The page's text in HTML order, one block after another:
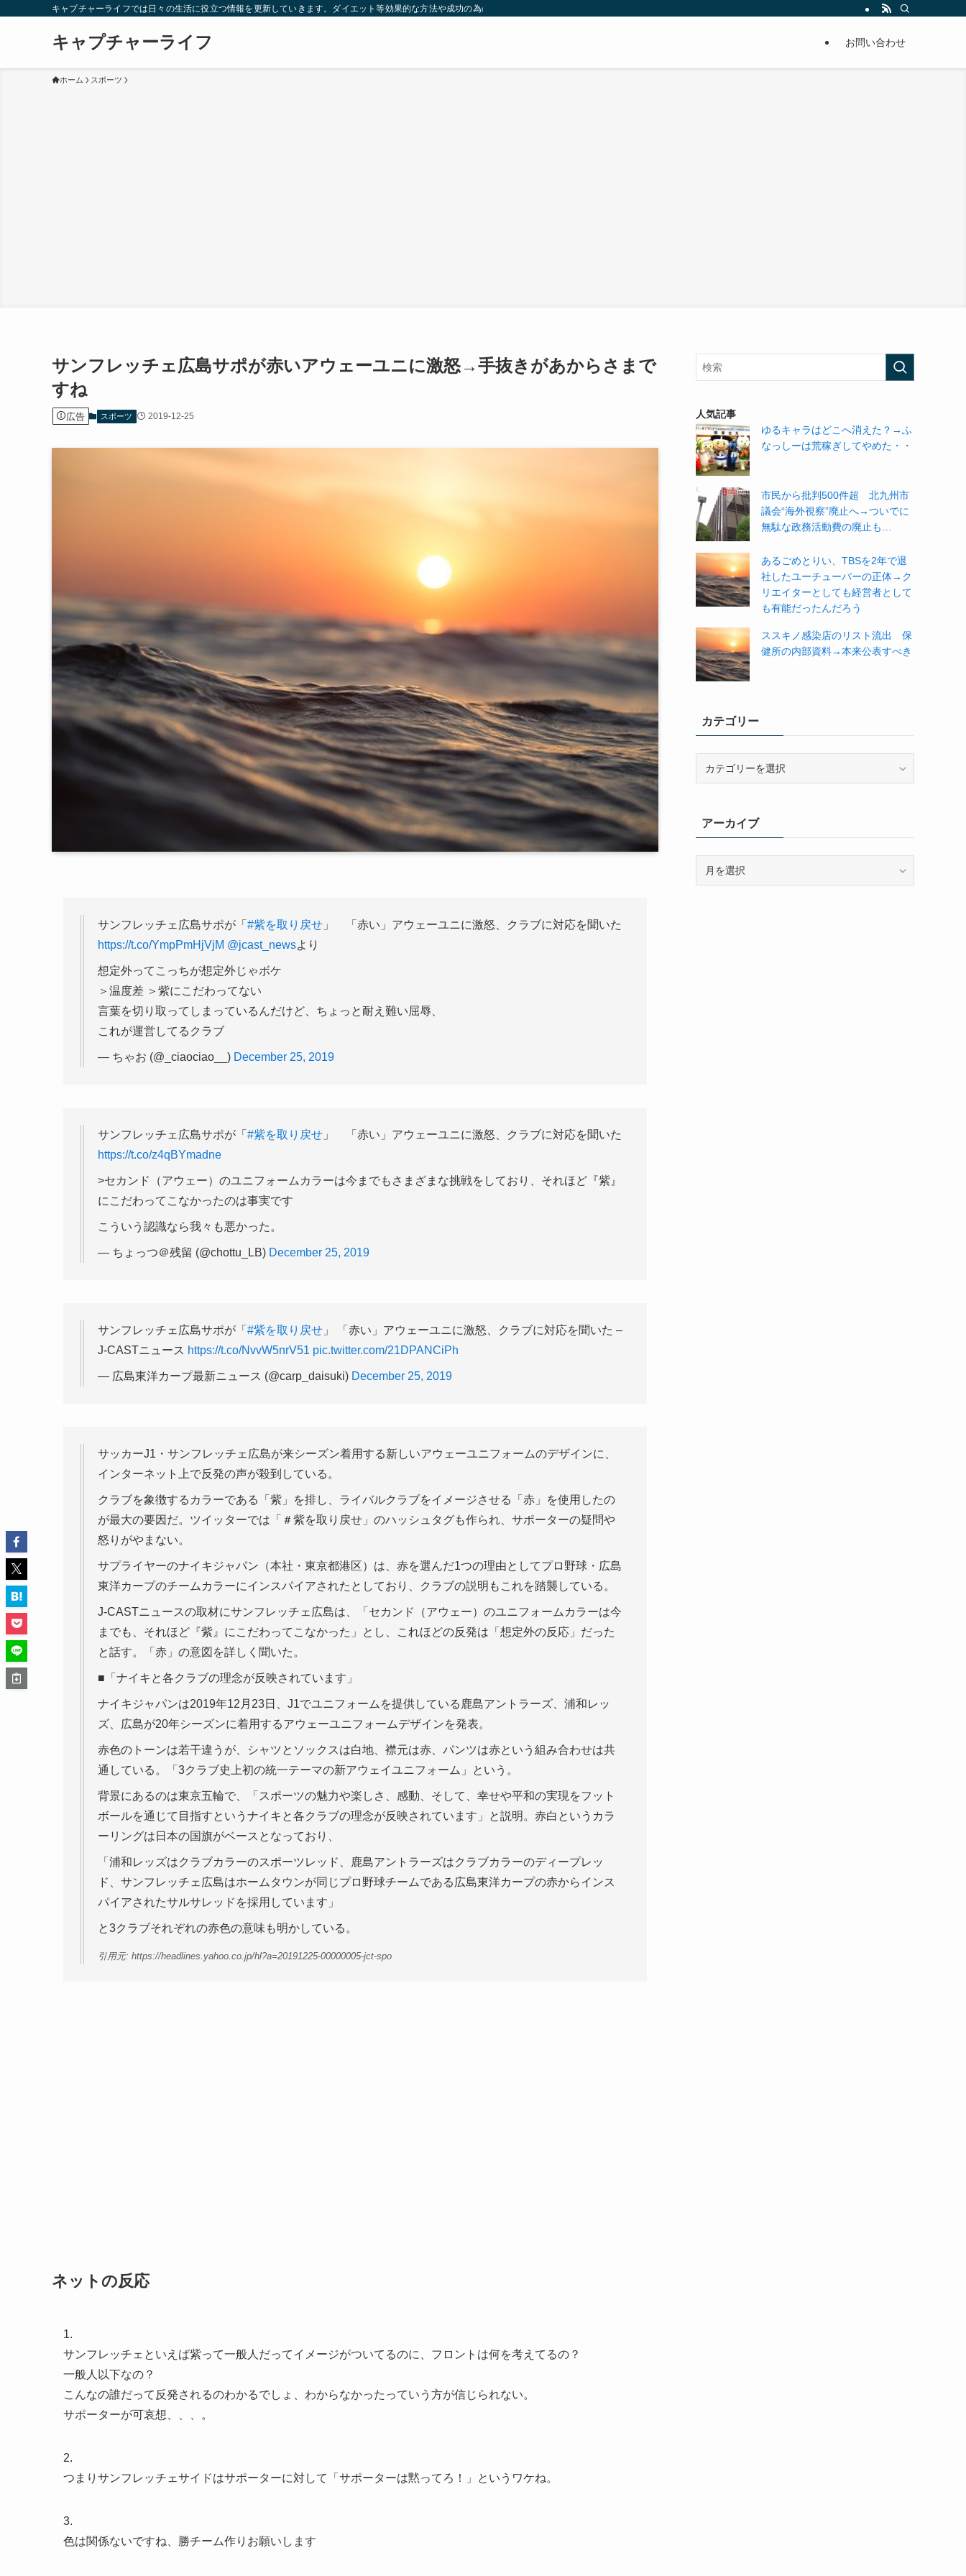
キャプチャーライフでは日々の生活に役立つ情報を更新していきます。ダイエット等効果的な方法や成功の為の秘訣等。太ったり悩んでいる方々が簡単に痩せることが出来るように分かりやすくまとめています。
キャプチャーライフ お問い合わせ
ホーム スポーツ
サンフレッチェ広島サポが赤いアウェーユニに激怒→手抜きがあからさまで
すね
広告 スポーツ 2019-12-25
サンフレッチェ広島サポが「 #紫を取り戻せ 」 「赤い」アウェーユニに激怒、クラブに対応を聞いた
https://t.co/YmpPmHjVjM @jcast_newsより
想定外ってこっちが想定外じゃボケ
＞温度差 ＞紫にこだわってない
言葉を切り取ってしまっているんだけど、ちょっと耐え難い屈辱、
これが運営してるクラブ
— ちゃお (@_ciaociao__) December 25, 2019
サンフレッチェ広島サポが「 #紫を取り戻せ 」 「赤い」アウェーユニに激怒、クラブに対応を聞いた
https://t.co/z4qBYmadne
>セカンド（アウェー）のユニフォームカラーは今までもさまざまな挑戦をしており、それほど『紫』
にこだわってこなかったのは事実です
こういう認識なら我々も悪かった。
— ちょっつ＠残留 (@chottu_LB) December 25, 2019
サンフレッチェ広島サポが「 #紫を取り戻せ 」 「赤い」アウェーユニに激怒、クラブに対応を聞いた –
J-CASTニュース https://t.co/NvvW5nrV51 pic.twitter.com/21DPANCiPh
— 広島東洋カープ最新ニュース (@carp_daisuki) December 25, 2019
サッカーJ1・サンフレッチェ広島が来シーズン着用する新しいアウェーユニフォームのデザインに、
インターネット上で反発の声が殺到している。
クラブを象徴するカラーである「紫」を排し、ライバルクラブをイメージさせる「赤」を使用したの
が最大の要因だ。ツイッターでは「＃紫を取り戻せ」のハッシュタグも作られ、サポーターの疑問や
怒りがやまない。
サプライヤーのナイキジャパン（本社・東京都港区）は、赤を選んだ1つの理由としてプロ野球・広島
東洋カープのチームカラーにインスパイアされたとしており、クラブの説明もこれを踏襲している。
J-CASTニュースの取材にサンフレッチェ広島は、「セカンド（アウェー）のユニフォームカラーは今
までも、それほど『紫』にこだわってこなかった」とし、これほどの反発は「想定外の反応」だった
と話す。「赤」の意図を詳しく聞いた。
■「ナイキと各クラブの理念が反映されています」
ナイキジャパンは2019年12月23日、J1でユニフォームを提供している鹿島アントラーズ、浦和レッ
ズ、広島が20年シーズンに着用するアウェーユニフォームデザインを発表。
赤色のトーンは若干違うが、シャツとソックスは白地、襟元は赤、パンツは赤という組み合わせは共
通している。「3クラブ史上初の統一テーマの新アウェイユニフォーム」という。
背景にあるのは東京五輪で、「スポーツの魅力や楽しさ、感動、そして、幸せや平和の実現をフット
ボールを通じて目指すというナイキと各クラブの理念が反映されています」と説明。赤白というカラ
ーリングは日本の国旗がベースとなっており、
「浦和レッズはクラブカラーのスポーツレッド、鹿島アントラーズはクラブカラーのディープレッ
ド、サンフレッチェ広島はホームタウンが同じプロ野球チームである広島東洋カープの赤からインス
パイアされたサルサレッドを採用しています」
と3クラブそれぞれの赤色の意味も明かしている。
引用元: https://headlines.yahoo.co.jp/hl?a=20191225-00000005-jct-spo
ネットの反応
1.
サンフレッチェといえば紫って一般人だってイメージがついてるのに、フロントは何を考えてるの？
一般人以下なの？
こんなの誰だって反発されるのわかるでしょ、わからなかったっていう方が信じられない。
サポーターが可哀想、、、。
2.
つまりサンフレッチェサイドはサポーターに対して「サポーターは黙ってろ！」というワケね。
3.
色は関係ないですね、勝チーム作りお願いします
人気記事
ゆるキャラはどこへ消えた？→ふ
なっしーは荒稼ぎしてやめた・・
市民から批判500件超 北九州市
議会“海外視察”廃止へ→ついでに
無駄な政務活動費の廃止も…
あるごめとりい、TBSを2年で退
社したユーチューバーの正体→ク
リエイターとしても経営者として
も有能だったんだろう
ススキノ感染店のリスト流出 保
健所の内部資料→本来公表すべき
カテゴリー
ーアーカイブ